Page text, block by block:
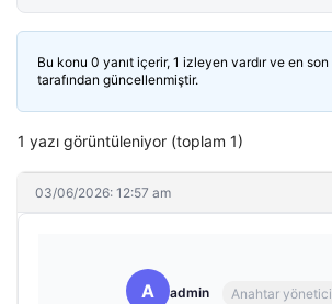
Bu konu 0 yanıt içerir, 1 izleyen vardır ve en son
tarafından güncellenmiştir.
1 yazı görüntüleniyor (toplam 1)
03/06/2026: 12:57 am
A admin Anahtar yönetici